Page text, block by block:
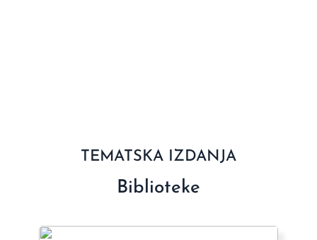
TEMATSKA IZDANJA
Biblioteke